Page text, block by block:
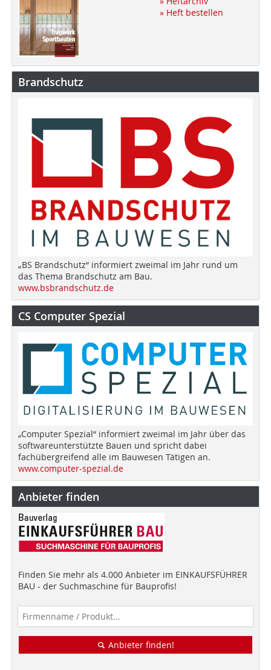
» Heft bestellen
Brandschutz
„BS Brandschutz“ informiert zweimal im Jahr rund um
das Thema Brandschutz am Bau.
www.bsbrandschutz.de
CS Computer Spezial
„Computer Spezial“ informiert zweimal im Jahr über das
softwareunterstützte Bauen und spricht dabei
fachübergreifend alle im Bauwesen Tätigen an.
www.computer-spezial.de
Anbieter finden
Finden Sie mehr als 4.000 Anbieter im EINKAUFSFÜHRER
BAU - der Suchmaschine für Bauprofis!
Anbieter finden!